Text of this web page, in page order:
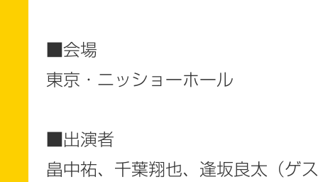
■会場
東京・ニッショーホール
■出演者
畠中祐、千葉翔也、逢坂良太（ゲ